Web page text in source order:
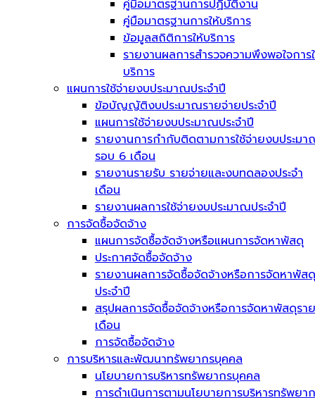
คู่มือมาตรฐานการปฏิบัติงาน
คู่มือมาตรฐานการให้บริการ
ข้อมูลสถิติการให้บริการ
รายงานผลการสำรวจความพึงพอใจการ
บริการ
แผนการใช้จ่ายงบประมาณประจำปี
ข้อบัญญัติงบประมาณรายจ่ายประจำปี
แผนการใช้จ่ายงบประมาณประจำปี
รายงานการกำกับติดตามการใช้จ่ายงบประม
รอบ 6 เดือน
รายงานรายรับ รายจ่ายและงบทดลองประจำ
เดือน
รายงานผลการใช้จ่ายงบประมาณประจำปี
การจัดซื้อจัดจ้าง
แผนการจัดซื้อจัดจ้างหรือแผนการจัดหาพัสดุ
ประกาศจัดซื้อจัดจ้าง
รายงานผลการจัดซื้อจัดจ้างหรือการจัดหาพัสดุ
ประจำปี
สรุปผลการจัดซื้อจัดจ้างหรือการจัดหาพัสดุราย
เดือน
การจัดซื้อจัดจ้าง
การบริหารและพัฒนาทรัพยากรบุคคล
นโยบายการบริหารทรัพยากรบุคคล
การดำเนินการตามนโยบายการบริหารทรัพยา